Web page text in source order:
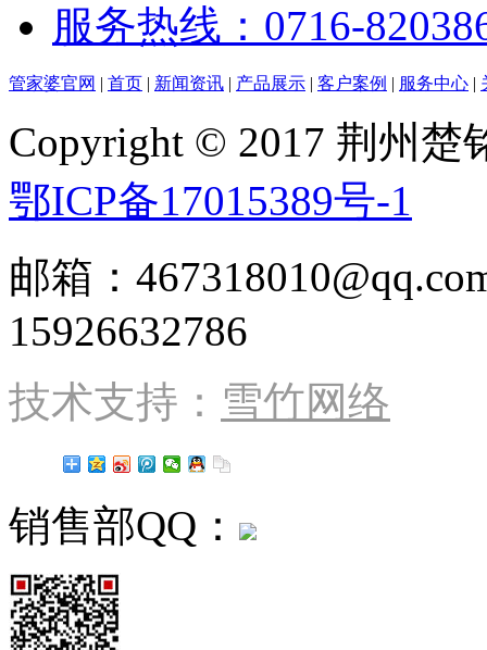
服务热线：0716-
管家婆官网 | 首页 | 新闻资讯 | 产品展示 | 客户案例 | 服务中心 |
Copyright © 2017 荆州
鄂ICP备17015389号-1
邮箱：
15926632786
技术支持： 雪竹网络
销售部QQ：